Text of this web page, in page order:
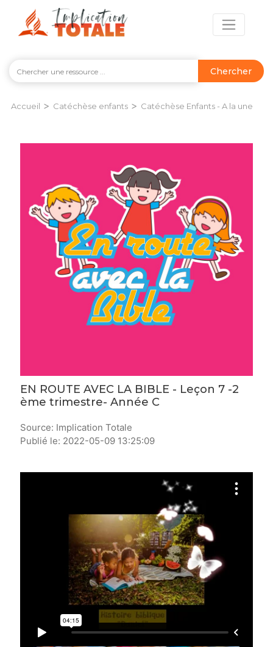
Chercher
Accueil > Catéchèse enfants > Catéchèse Enfants - A la une
EN ROUTE AVEC LA BIBLE - Leçon 7 -2
ème trimestre- Année C
Source: Implication Totale
Publié le: 2022-05-09 13:25:09